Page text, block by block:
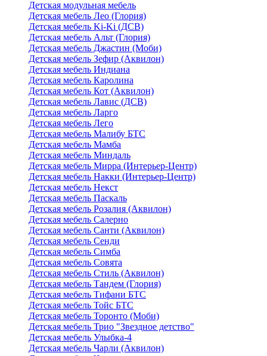
Детская модульная мебель
Детская мебель Лео (Глория)
Детская мебель Ki-Ki (ДСВ)
Детская мебель Альт (Глория)
Детская мебель Джастин (Моби)
Детская мебель Зефир (Аквилон)
Детская мебель Индиана
Детская мебель Каролина
Детская мебель Кот (Аквилон)
Детская мебель Лавис (ДСВ)
Детская мебель Ларго
Детская мебель Лего
Детская мебель Малибу БТС
Детская мебель Мамба
Детская мебель Миндаль
Детская мебель Мирра (Интерьер-Центр)
Детская мебель Накки (Интерьер-Центр)
Детская мебель Некст
Детская мебель Паскаль
Детская мебель Розалия (Аквилон)
Детская мебель Салерно
Детская мебель Санти (Аквилон)
Детская мебель Сенди
Детская мебель Симба
Детская мебель Совята
Детская мебель Стиль (Аквилон)
Детская мебель Тандем (Глория)
Детская мебель Тифани БТС
Детская мебель Тойс БТС
Детская мебель Торонто (Моби)
Детская мебель Трио "Звездное детство"
Детская мебель Улыбка-4
Детская мебель Чарли (Аквилон)